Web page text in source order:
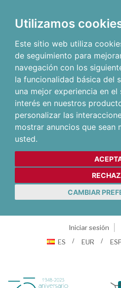
Utilizamos
Este sitio web utiliza
de seguimiento para
navegación con los
la funcionalidad básica del
una mejor experiencia en el
interés en nuestros
personalizar las
mostrar anuncios que sean
usted.
CAMBIAR
Iniciar sesión
ES
EUR